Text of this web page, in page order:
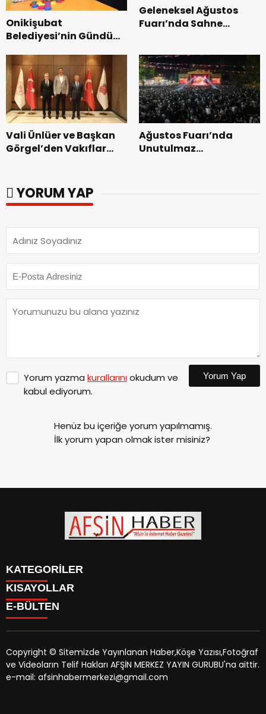
Onikişubat
Belediyesi’nin Gündüz
dönemin ön kayıtları
başladı.
Geleneksel Ağustos
Fuarı’nda Sahne
Vali Ünlüer ve Başkan
Görgel’den Vakıflar
Ağustos Fuarı’nda
Unutulmaz
YORUM YAP
Yorum yazma kurallarınıokudum ve
kabul ediyorum.
Yorum Yap
Henüz bu içeriğe yorum yapılmamış.
İlk yorum yapan olmak ister misiniz?
KATEGORİLER
SİYASET
EĞİTİM
MAGAZİN
MANŞETLER
ÖZEL HABER
KISAYOLLAR
SİYASET
EĞİTİM
KÜLTÜR SANAT
MAGAZİN
MANŞETLER
E-BÜLTEN
afsinhaber.com e-bültenine abone olarak, tarafınıza haber,
duyuru ve kampanya içerikli e-postaların gönderilmesini
Copyright © Sitemizde Yayınlanan Haber,Köşe Yazısı,Fotoğraf
ve Videoların Telif Hakları AFŞİN MERKEZ YAYIN GURUBU'na aittir.
e-mail: afsinhabermerkezi@gmail.com